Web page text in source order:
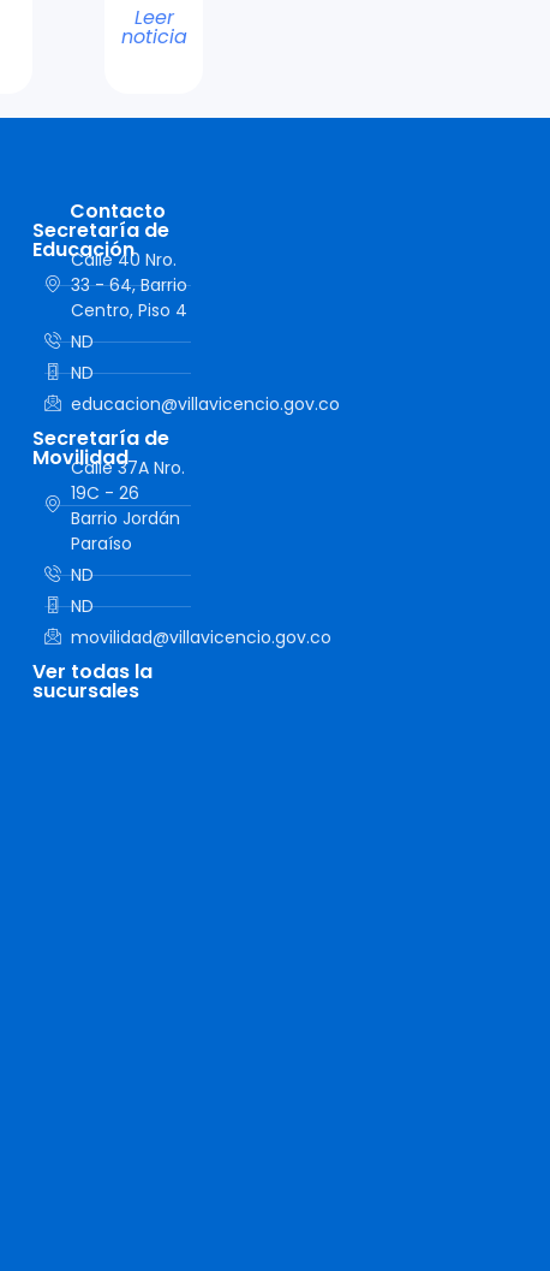
Leer
noticia
Contacto
Secretaría de
Educación
Calle 40 Nro.
33 - 64, Barrio
Centro, Piso 4
ND
ND
educacion@villavicencio.gov.co
Secretaría de
Movilidad
Calle 37A Nro.
19C - 26
Barrio Jordán
Paraíso
ND
ND
movilidad@villavicencio.gov.co
Ver todas la
sucursales